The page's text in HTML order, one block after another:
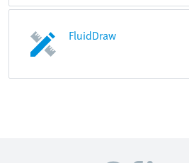
FluidDraw